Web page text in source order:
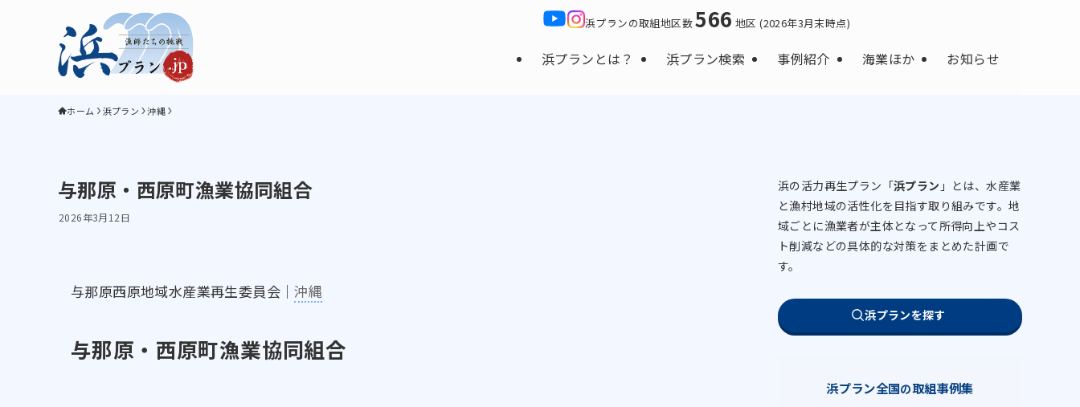
浜プランとは？ 浜プラン検索 事例紹介 海業ほか お知らせ
浜プランの取組地区数566 地区 (2026年3月末時点)
ホーム 浜プラン 沖縄
与那原・西原町漁業協同組合
2026年3月12日
与那原西原地域水産業再生委員会｜沖縄
与那原・西原町漁業協同組合
浜の活力再生プラン「浜プラン 」とは、水産業
と漁村地域の活性化を目指す取り組みです。地
域ごとに漁業者が主体となって所得向上やコス
ト削減などの具体的な対策をまとめた計画で
す。
浜プランを探す
浜プラン全国の取組事例集